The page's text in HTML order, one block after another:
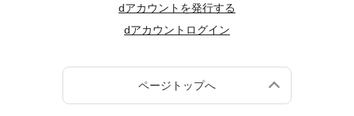
dアカウントを発行する
dアカウントログイン
ページトップへ